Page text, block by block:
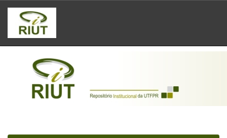
Skip
navigation